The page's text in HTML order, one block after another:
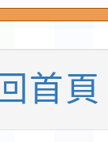
及
點
對象擴
會辦
營活動
學年
首頁